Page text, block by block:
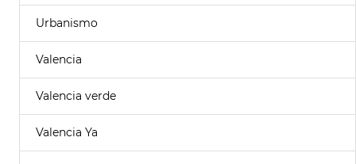
Urbanismo
Valencia
Valencia verde
Valencia Ya